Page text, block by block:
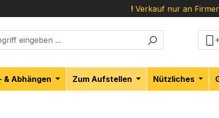
! Verkauf nur an
& Abhängen Zum Aufstellen Nützliches